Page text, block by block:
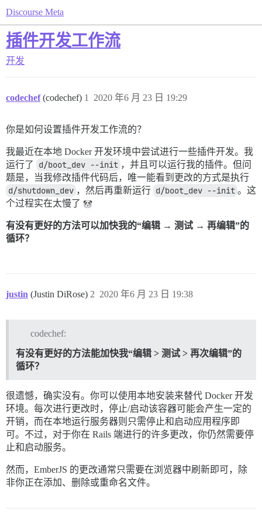
Discourse Meta
插件开发工作流
开发
codechef (codechef) 2020 年6 月 23 日 19:29
1
你是如何设置插件开发工作流的？
我最近在本地 Docker 开发环境中尝试进行一些插件开发。我
运行了
d/boot_dev --init ，并且可以运行我的插件。但问
题是，当我修改插件代码后，唯一能看到更改的方式是执行
d/shutdown_dev ，然后再重新运行 d/boot_dev --init 。这
个过程实在太慢了
有没有更好的方法可以加快我的“编辑 → 测试 → 再编辑”的
循环？
justin (Justin DiRose) 2020 年6 月 23 日 19:38
2
codechef:
有没有更好的方法能加快我“编辑 > 测试 > 再次编辑”的
循环？
很遗憾，确实没有。你可以使用本地安装来替代 Docker 开发
环境。每次进行更改时，停止/启动该容器可能会产生一定的
开销，而在本地运行服务器则只需停止和启动应用程序即
可。不过，对于你在 Rails 端进行的许多更改，你仍然需要停
止和启动服务。
然而，EmberJS 的更改通常只需要在浏览器中刷新即可，除
非你正在添加、删除或重命名文件。